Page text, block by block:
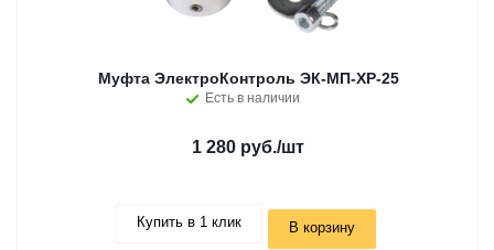
Муфта ЭлектроКонтроль ЭК-МП-ХР-25
Есть в наличии
1 280 руб./шт
Купить в 1 клик В корзину